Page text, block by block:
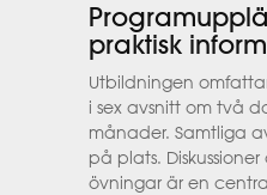
praktisk
Utbildningen
i sex avsnitt om två
månader. Samtliga
på plats.
övningar är en